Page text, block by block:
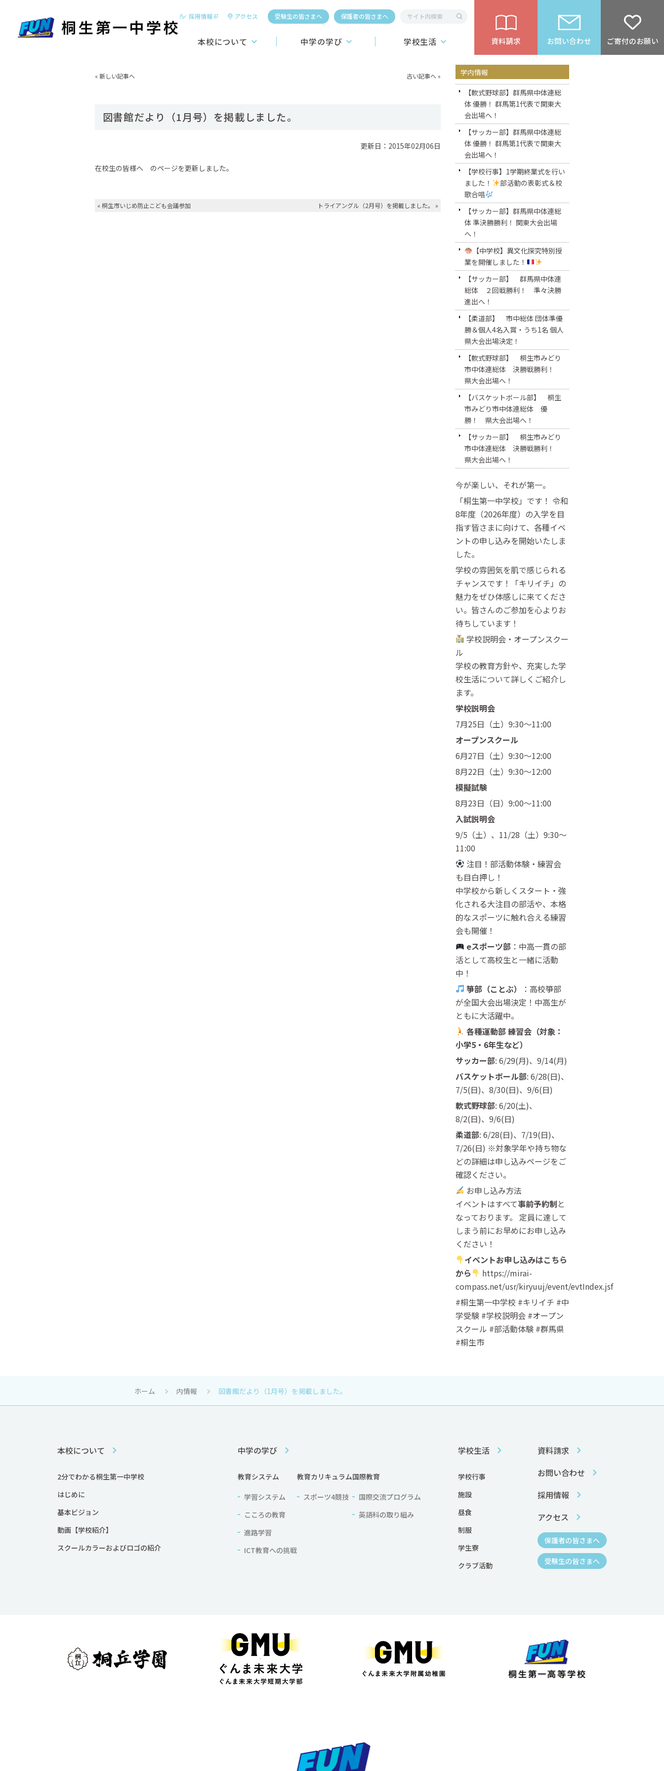
採用情報 アクセス 受験生の皆さまへ 保護者の皆さまへ
本校について 中学の学び
ICT教育への挑戦
国際教育
学校生活
学校行事
学生寮
資料請求 お問い合わせ ご寄付のお願い
« 新しい記事へ 古い記事へ »
図書館だより（1月号）を掲載しました。
更新日：2015年02月06日
在校生の皆様へ のページを更新しました。
« 桐生市いじめ防止こども会議参加 トライアングル（2月号）を掲載しました。 »
学内情報
【軟式野球部】群馬県中体連総
体 優勝！ 群馬第1代表で関東大
会出場へ！
【サッカー部】群馬県中体連総
体 優勝！ 群馬第1代表で関東大
会出場へ！
【学校行事】1学期終業式を行い
ました！
部活動の表彰式＆校
歌合唱
【サッカー部】群馬県中体連総
体 準決勝勝利！ 関東大会出場
へ！
【中学校】異文化探究特別授
業を開催しました！
【サッカー部】 群馬県中体連
総体 ２回戦勝利！ 準々決勝
進出へ！
【柔道部】 市中総体 団体準優
勝＆個人4名入賞・うち1名 個人
県大会出場決定！
【軟式野球部】 桐生市みどり
市中体連総体 決勝戦勝利！
県大会出場へ！
【バスケットボール部】 桐生
市みどり市中体連総体 優
勝！ 県大会出場へ！
【サッカー部】 桐生市みどり
市中体連総体 決勝戦勝利！
県大会出場へ！
今が楽しい、それが第一。
「桐生第一中学校」です！ 令和
8年度（2026年度）の入学を目
指す皆さまに向けて、各種イベ
ントの申し込みを開始いたしま
した。
学校の雰囲気を肌で感じられる
チャンスです！「キリイチ」の
魅力をぜひ体感しに来てくださ
い。皆さんのご参加を心よりお
待ちしています！
学校説明会・オープンスクー
ル
学校の教育方針や、充実した学
校生活について詳しくご紹介し
ます。
学校説明会
7月25日（土）9:30〜11:00
オープンスクール
6月27日（土）9:30〜12:00
8月22日（土）9:30〜12:00
模擬試験
8月23日（日）9:00〜11:00
入試説明会
9/5（土）、11/28（土）9:30〜
11:00
注目！部活動体験・練習会
も目白押し！
中学校から新しくスタート・強
化される大注目の部活や、本格
的なスポーツに触れ合える練習
会も開催！
eスポーツ部 ：中高一貫の部
活として高校生と一緒に活動
中！
箏部（ことぶ）
：高校箏部
が全国大会出場決定！中高生が
ともに大活躍中。
各種運動部 練習会（対象：
小学5・6年生など）
サッカー部: 6/29(月)、9/14(月)
バスケットボール部: 6/28(日)、
7/5(日)、8/30(日)、9/6(日)
軟式野球部: 6/20(土)、
8/2(日)、9/6(日)
柔道部: 6/28(日)、7/19(日)、
7/26(日) ※対象学年や持ち物な
どの詳細は申し込みページをご
確認ください。
お申し込み方法
イベントはすべて事前予約制と
なっております。 定員に達して
しまう前にお早めにお申し込み
ください！
イベントお申し込みはこちら
から
https://mirai-
compass.net/usr/kiryuuj/event/evtIndex.jsf
#桐生第一中学校 #キリイチ #中
学受験 #学校説明会 #オープン
スクール #部活動体験 #群馬県
#桐生市
ホーム 内情報 図書館だより（1月号）を掲載しました。
本校について
2分でわかる桐生第一中学校
はじめに
基本ビジョン
動画【学校紹介】
スクールカラーおよびロゴの紹介
中学の学び
教育システム
学習システム
こころの教育
進路学習
ICT教育への挑戦
教育カリキュラム
スポーツ4競技
国際教育
国際交流プログラム
英語科の取り組み
学校生活
学校行事
施設
昼食
制服
学生寮
クラブ活動
資料請求
お問い合わせ
採用情報
アクセス
保護者の皆さまへ
受験生の皆さまへ